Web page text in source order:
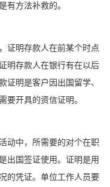
有方法补救的。
证明存款人在前某个时点
明存款人在银行有在以后
证明是客户因出国留学、
要开具的资信证明。
动中，所需要的对个在职
出国签证使用。证明是用
的凭证。单位工作人员要